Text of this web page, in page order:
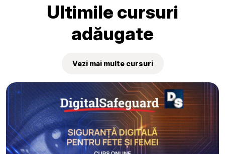
Ultimile cursuri
adăugate
Vezi mai multe cursuri